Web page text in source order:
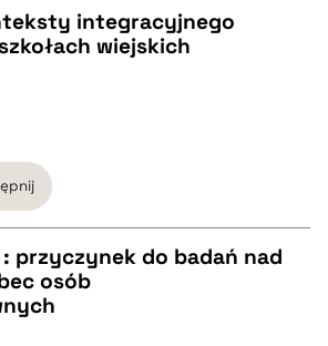
integracyjnego
wiejskich
przyczynek do badań nad
osób